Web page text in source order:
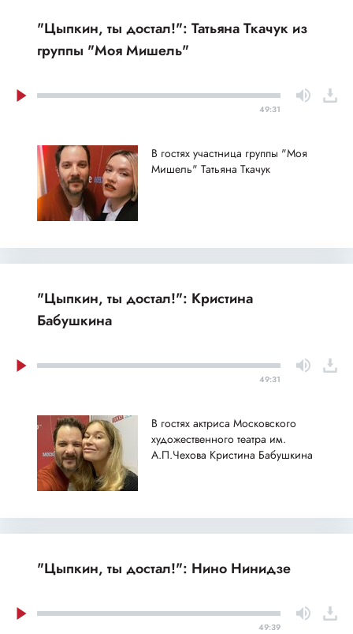
"Цыпкин, ты достал!": Татьяна Ткачук из
группы "Моя Мишель"
49:31
В гостях участница группы "Моя
Мишель" Татьяна Ткачук
"Цыпкин, ты достал!": Кристина
Бабушкина
49:31
В гостях актриса Московского
художественного театра им.
А.П.Чехова Кристина Бабушкина
"Цыпкин, ты достал!": Нино Нинидзе
49:39